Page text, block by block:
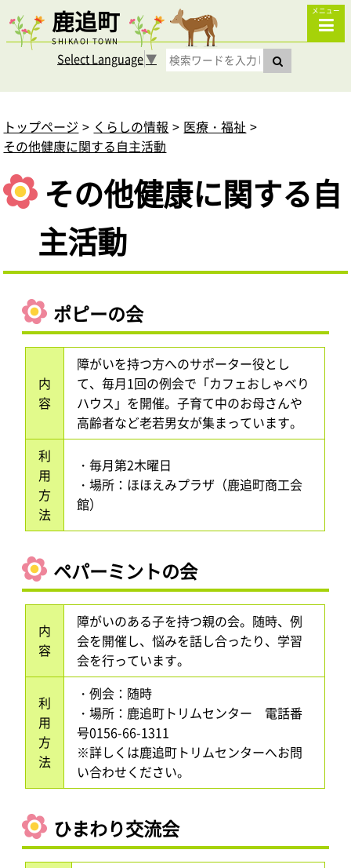
鹿追町
SHIKAOI TOWN
メニュー
Select Language▼
トップページ くらしの情報
医療・福祉
その他健康に関する自主活動
その他健康に関する自
主活動
ポピーの会
内
容
障がいを持つ方へのサポーター役とし
て、毎月1回の例会で「カフェおしゃべり
ハウス」を開催。子育て中のお母さんや
高齢者など老若男女が集まっています。
利
用
方
法
・毎月第2木曜日
・場所：ほほえみプラザ（鹿追町商工会
館）
ペパーミントの会
内
容
障がいのある子を持つ親の会。随時、例
会を開催し、悩みを話し合ったり、学習
会を行っています。
利
用
方
法
・例会：随時
・場所：鹿追町トリムセンター 電話番
号0156-66-1311
※詳しくは鹿追町トリムセンターへお問
い合わせください。
ひまわり交流会